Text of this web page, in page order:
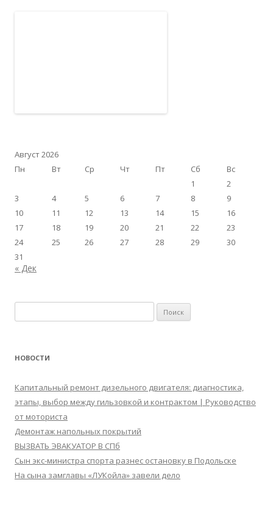
Август 2026
Пн
Вт Ср Чт Пт Сб
Вс
1
2
3
4 5 6 7 8
9
10
11 12 13 14 15
16
17
18 19 20 21 22
23
24
25 26 27 28 29
30
31
« Дек
НОВОСТИ
Капитальный ремонт дизельного двигателя: диагностика,
этапы, выбор между гильзовкой и контрактом | Руководство
от моториста
Демонтаж напольных покрытий
ВЫЗВАТЬ ЭВАКУАТОР В СПб
Сын экс-министра спорта разнес остановку в Подольске
На сына замглавы «ЛУКойла» завели дело